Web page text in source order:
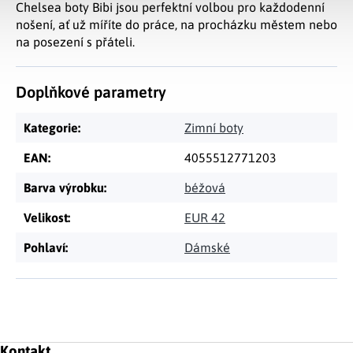
Chelsea boty Bibi jsou perfektní volbou pro každodenní
nošení, ať už míříte do práce, na procházku městem nebo
na posezení s přáteli.
Doplňkové parametry
Kategorie: Zimní boty
EAN: 4055512771203
Barva výrobku: béžová
Velikost: EUR 42
Pohlaví: Dámské